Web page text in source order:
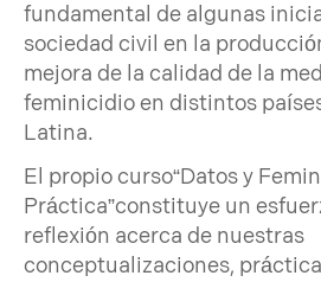
fundamental de algunas
sociedad civil en la
mejora de la calidad de la
feminicidio en distintos
Latina.
El propio curso“Datos y
Práctica”constituye un
reflexión acerca de nuestras
conceptualizaciones,